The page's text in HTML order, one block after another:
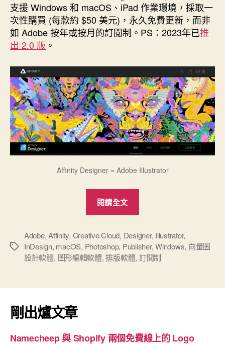
支援 Windows 和 macOS、iPad 作業環境，採取一
次性購買 (每款約 $50 美元)，永久免費更新，而非
如 Adobe 按年或按月的訂閱制。PS：2023年已推
出 2.0 版 。
Affinity Designer = Adobe Illustrator
閱讀全文
Adobe
的
神
標
Adobe,Affinity, Creative Cloud, Designer, Illustrator,
InDesign, macOS, Photoshop, Publisher,Windows, 向量圖
設計軟體, 圖形編輯軟體,排版軟體, 訂閱制
剛出爐文章
Namecheep 與 Shopify 兩個免費線上的 Logo